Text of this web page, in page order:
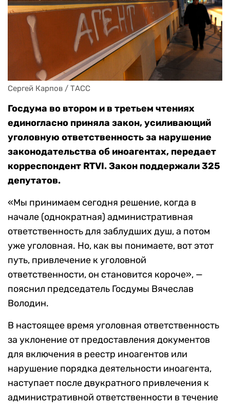
Сергей Карпов / ТАСС
Госдума во втором и в третьем чтениях
единогласно приняла закон, усиливающий
уголовную ответственность за нарушение
законодательства об иноагентах, передает
корреспондент RTVI. Закон поддержали 325
депутатов.
«Мы принимаем сегодня решение, когда в
начале (однократная) административная
ответственность для заблудших душ, а потом
уже уголовная. Но, как вы понимаете, вот этот
путь, привлечение к уголовной
ответственности, он становится короче», —
пояснил председатель Госдумы Вячеслав
Володин.
В настоящее время уголовная ответственность
за уклонение от предоставления документов
для включения в реестр иноагентов или
нарушение порядка деятельности иноагента,
наступает после двукратного привлечения к
административной ответственности в течение